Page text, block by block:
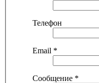
Телефон
Email *
Сообщение *